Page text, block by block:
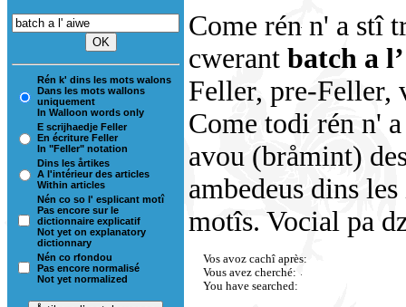
Rén k' dins les mots walons
Dans les mots wallons
uniquement
In Walloon words only
E scrijhaedje Feller
En écriture Feller
In "Feller" notation
Dins les årtikes
A l'intérieur des articles
Within articles
Nén co so l' esplicant motî
Pas encore sur le
dictionnaire explicatif
Not yet on explanatory
dictionnary
Nén co rfondou
Pas encore normalisé
Not yet normalized
Come rén n' a stî
cwerant batch a
Feller, pre-Feller,
Come todi rén n'
avou (bråmint)
ambedeus dins
motîs. Vocial pa
Vos avoz cachî après:
Vous avez cherché:
You have searched: